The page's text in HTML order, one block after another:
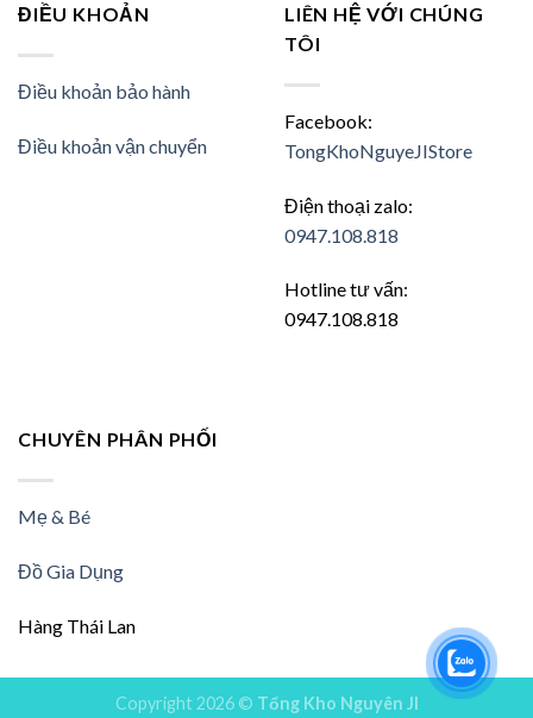
ĐIỀU KHOẢN
Điều khoản bảo hành
Điều khoản vận chuyển
LIÊN HỆ VỚI CHÚNG
TÔI
Facebook:
TongKhoNguyeJIStore
Điện thoại zalo:
0947.108.818
Hotline tư vấn:
0947.108.818
CHUYÊN PHÂN PHỐI
Mẹ & Bé
Đồ Gia Dụng
Hàng Thái Lan
Copyright 2026 © Tổng Kho Nguyên JI